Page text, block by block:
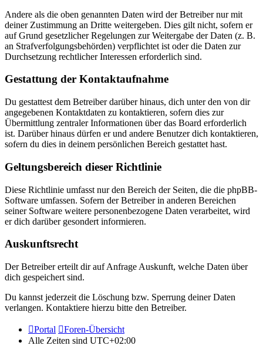
Andere als die oben genannten Daten wird der Betreiber nur mit
deiner Zustimmung an Dritte weitergeben. Dies gilt nicht, sofern er
auf Grund gesetzlicher Regelungen zur Weitergabe der Daten (z. B.
an Strafverfolgungsbehörden) verpflichtet ist oder die Daten zur
Durchsetzung rechtlicher Interessen erforderlich sind.
Gestattung der Kontaktaufnahme
Du gestattest dem Betreiber darüber hinaus, dich unter den von dir
angegebenen Kontaktdaten zu kontaktieren, sofern dies zur
Übermittlung zentraler Informationen über das Board erforderlich
ist. Darüber hinaus dürfen er und andere Benutzer dich kontaktieren,
sofern du dies in deinem persönlichen Bereich gestattet hast.
Geltungsbereich dieser Richtlinie
Diese Richtlinie umfasst nur den Bereich der Seiten, die die phpBB-
Software umfassen. Sofern der Betreiber in anderen Bereichen
seiner Software weitere personenbezogene Daten verarbeitet, wird
er dich darüber gesondert informieren.
Auskunftsrecht
Der Betreiber erteilt dir auf Anfrage Auskunft, welche Daten über
dich gespeichert sind.
Du kannst jederzeit die Löschung bzw. Sperrung deiner Daten
verlangen. Kontaktiere hierzu bitte den Betreiber.
Portal
Foren-Übersicht
Alle Zeiten sind UTC+02:00